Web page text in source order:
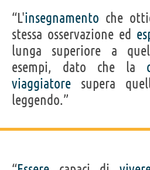
“L'insegnamento che
stessa osservazione ed
lunga superiore a
esempi, dato che la
viaggiatore supera
leggendo.”